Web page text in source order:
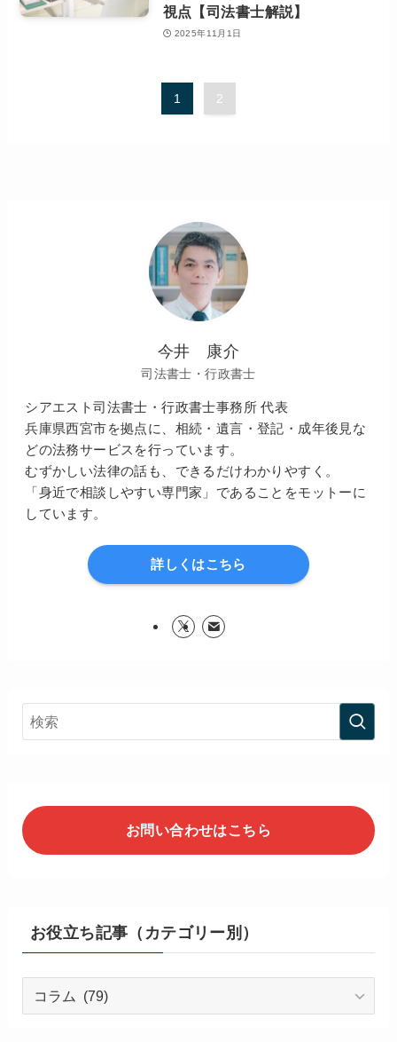
視点【司法書士解説】
2025年11月1日
1 2
今井 康介
司法書士・行政書士
シアエスト司法書士・行政書士事務所 代表
兵庫県西宮市を拠点に、相続・遺言・登記・成年後見な
どの法務サービスを行っています。
むずかしい法律の話も、できるだけわかりやすく。
「身近で相談しやすい専門家」であることをモットーに
しています。
詳しくはこちら
お問い合わせはこちら
お役立ち記事（カテゴリー別）